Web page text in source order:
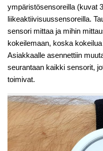
ympäristösensoreilla (kuvat
liikeaktiivisuussensoreilla.
sensori mittaa ja mihin
kokeilemaan, koska
Asiakkaalle asennettiin
seurantaan kaikki sensorit,
toimivat.